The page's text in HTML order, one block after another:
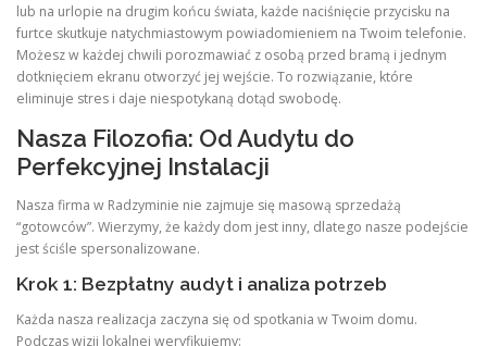
lub na urlopie na drugim końcu świata, każde naciśnięcie przycisku na
furtce skutkuje natychmiastowym powiadomieniem na Twoim telefonie.
Możesz w każdej chwili porozmawiać z osobą przed bramą i jednym
dotknięciem ekranu otworzyć jej wejście. To rozwiązanie, które
eliminuje stres i daje niespotykaną dotąd swobodę.
Nasza Filozofia: Od Audytu do
Perfekcyjnej Instalacji
Nasza firma w Radzyminie nie zajmuje się masową sprzedażą
“gotowców”. Wierzymy, że każdy dom jest inny, dlatego nasze podejście
jest ściśle spersonalizowane.
Krok 1: Bezpłatny audyt i analiza potrzeb
Każda nasza realizacja zaczyna się od spotkania w Twoim domu.
Podczas wizji lokalnej weryfikujemy: